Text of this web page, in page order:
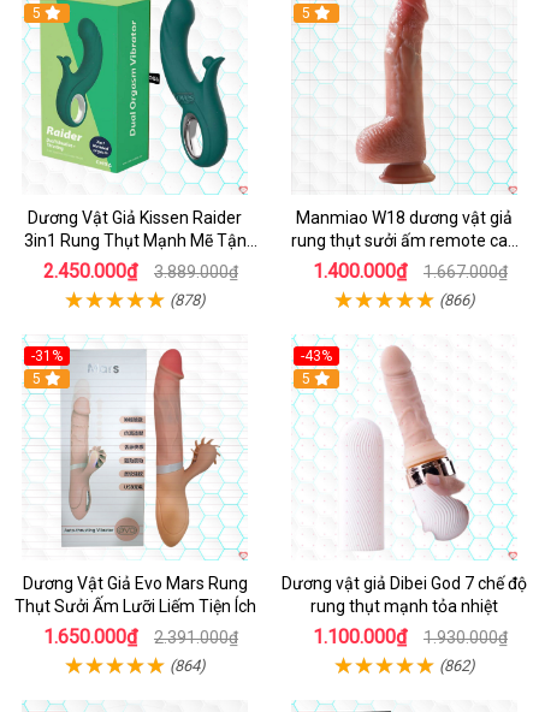
Hot
5
Dương Vật Giả Kissen Raider
3in1 Rung Thụt Mạnh Mẽ Tận
Hưởng
2.450.000₫ 3.889.000₫
(878)
Hot
5
Manmiao W18 dương vật giả
rung thụt sưởi ấm remote cao
cấp
1.400.000₫ 1.667.000₫
(866)
-31%
5
Dương Vật Giả Evo Mars Rung
Thụt Sưởi Ấm Lưỡi Liếm Tiện Ích
1.650.000₫ 2.391.000₫
(864)
-43%
Hot
5
Dương vật giả Dibei God 7 chế độ
rung thụt mạnh tỏa nhiệt
1.100.000₫ 1.930.000₫
(862)